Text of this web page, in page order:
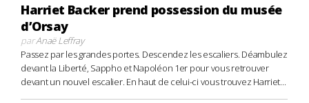
Harriet Backer prend possession du musée
d’Orsay
parAnaë Leffray
Passez par les grandes portes. Descendez les escaliers. Déambulez
devant la Liberté, Sappho et Napoléon 1er pour vous retrouver
devant un nouvel escalier. En haut de celui-ci vous trouvez Harriet...